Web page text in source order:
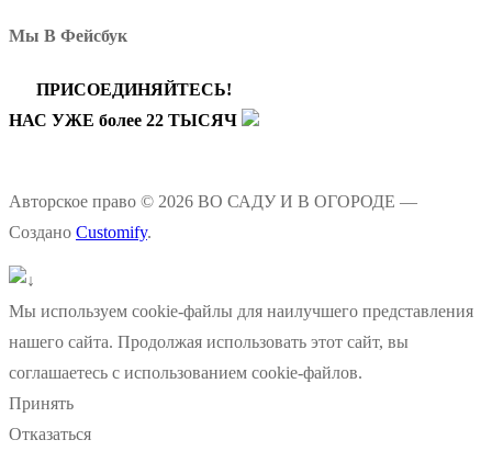
Мы В Фейсбук
ПРИСОЕДИНЯЙТЕСЬ!
НАС УЖЕ более 22 ТЫСЯЧ
Авторское право © 2026 ВО САДУ И В ОГОРОДЕ —
Создано Customify.
Мы используем cookie-файлы для наилучшего представления
нашего сайта. Продолжая использовать этот сайт, вы
соглашаетесь с использованием cookie-файлов.
Принять
Отказаться